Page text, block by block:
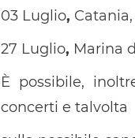
03 Luglio, Catania,
27 Luglio, Marina
È possibile,
concerti e talvolta